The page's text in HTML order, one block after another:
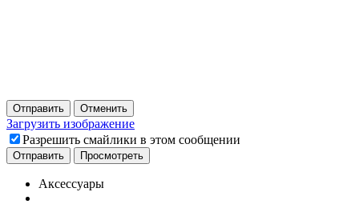
Отправить Отменить
Загрузить изображение
Разрешить смайлики в этом сообщении
Аксессуары